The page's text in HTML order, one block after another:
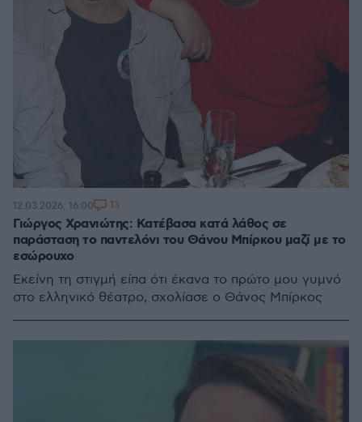
Γιώργος Χρανιώτης: Κατέβασα κατά λάθος σε
παράσταση το παντελόνι του Θάνου Μπίρκου μαζί με το
εσώρουχο
Εκείνη τη στιγμή είπα ότι έκανα το πρώτο μου γυμνό
στο ελληνικό θέατρο, σχολίασε ο Θάνος Μπίρκος
12.03.2026, 16:00 13